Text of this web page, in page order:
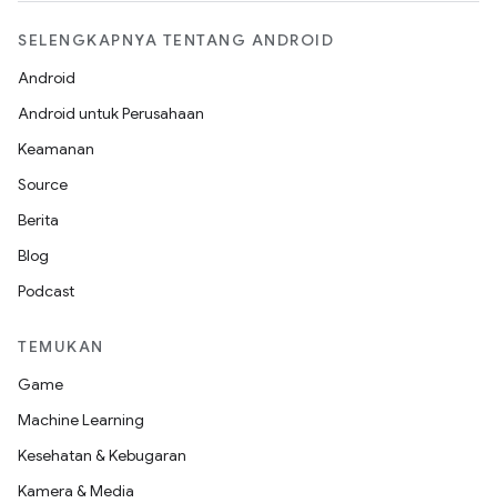
SELENGKAPNYA TENTANG ANDROID
Android
Android untuk Perusahaan
Keamanan
Source
Berita
Blog
Podcast
TEMUKAN
Game
Machine Learning
Kesehatan & Kebugaran
Kamera & Media